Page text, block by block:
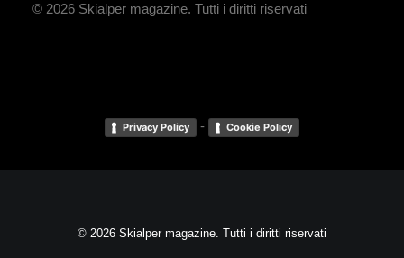
© 2026 Skialper magazine. Tutti i diritti riservati
Privacy Policy - Cookie Policy
© 2026 Skialper magazine. Tutti i diritti riservati